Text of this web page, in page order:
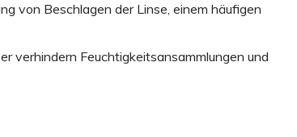
von Beschlagen der Linse, einem häufigen
verhindern Feuchtigkeitsansammlungen und